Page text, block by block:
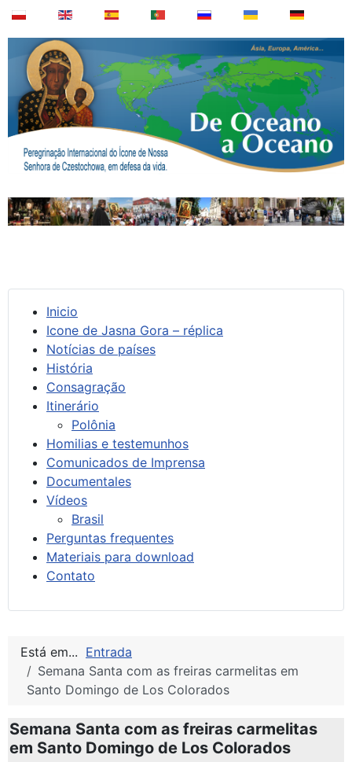
Inicio
Icone de Jasna Gora – réplica
Notícias de países
História
Consagração
Itinerário
Polônia
Homilias e testemunhos
Comunicados de Imprensa
Documentales
Vídeos
Brasil
Perguntas frequentes
Materiais para download
Contato
Está em... Entrada
Semana Santa com as freiras carmelitas em
Santo Domingo de Los Colorados
Semana Santa com as freiras carmelitas
em Santo Domingo de Los Colorados